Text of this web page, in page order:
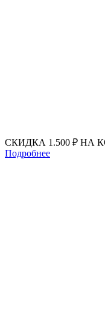
СКИДКА 1.500 ₽ НА
Подробнее